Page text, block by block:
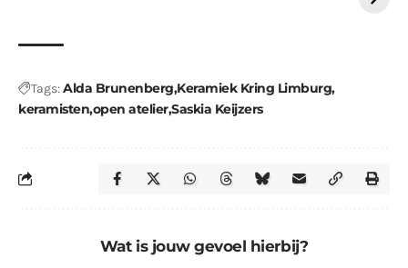
Tags:Alda Brunenberg Keramiek Kring Limburg
keramistenopen atelierSaskia Keijzers
Wat is jouw gevoel hierbij?